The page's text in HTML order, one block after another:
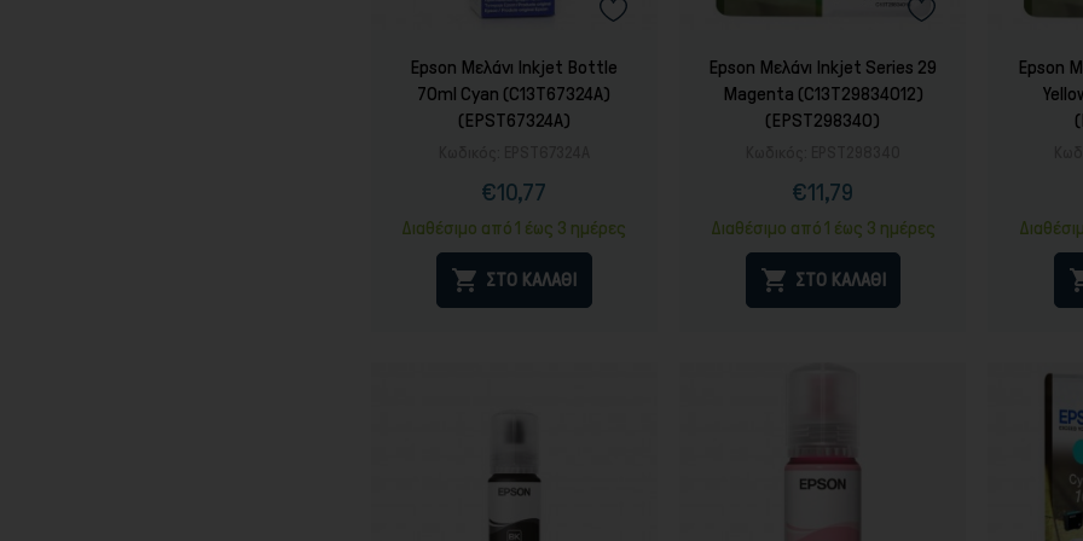
Epson Μελάνι Inkjet Bottle
70ml Cyan (C13T67324A)
(EPST67324A)
Τιμή
€10,77
Κανονική
τιμή
Διαθέσιμο από 1 έως 3 ημέρες
 ΣΤΟ ΚΑΛΑΘΙ
Epson Μελάνι Inkjet Series 29
Magenta (C13T29834012)
(EPST298340)
Τιμή
€11,79Κανονική
τιμή
Διαθέσιμο από 1 έως 3 ημέρες
 ΣΤΟ ΚΑΛΑΘΙ
Epson